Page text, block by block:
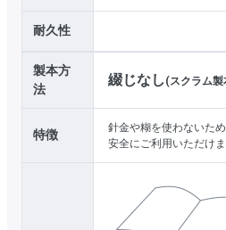
耐久性
製本方
法
綴じなし (スクラム製
特徴
針金や糊を使わないた
安全にご利用いただけ